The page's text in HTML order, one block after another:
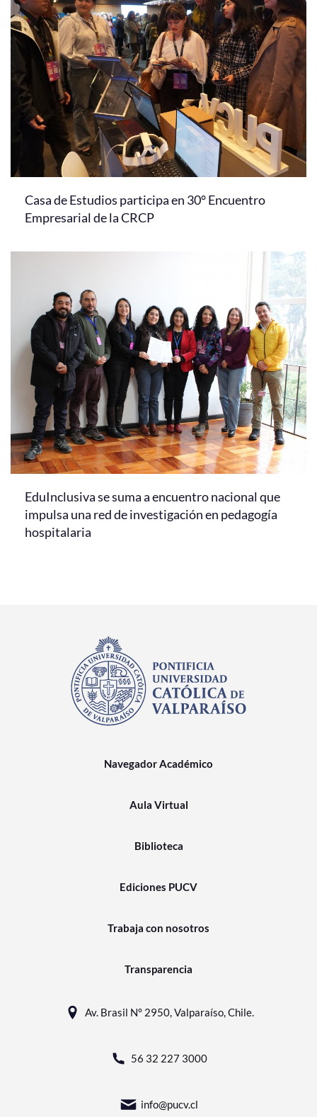
Casa de Estudios participa en 30° Encuentro
Empresarial de la CRCP
EduInclusiva se suma a encuentro nacional que
impulsa una red de investigación en pedagogía
hospitalaria
Navegador Académico
Aula Virtual
Biblioteca
Ediciones PUCV
Trabaja con nosotros
Transparencia
Av. Brasil N° 2950, Valparaíso, Chile.
56 32 227 3000
info@pucv.cl